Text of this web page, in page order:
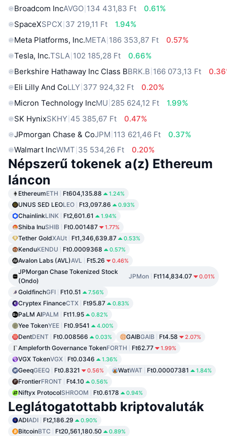
Broadcom IncAVGO 134 431,83 Ft
0.61%
SpaceXSPCX 37 219,11 Ft
1.94%
Meta Platforms, Inc.META 186 353,87 Ft
0.57%
Tesla, Inc.TSLA 102 185,28 Ft
0.66%
Berkshire Hathaway Inc Class BBRK.B 166 073,13 Ft
Eli Lilly And CoLLY 377 924,32 Ft
0.20%
Micron Technology IncMU 285 624,12 Ft
1.99%
SK HynixSKHY 45 385,67 Ft
0.47%
JPmorgan Chase & CoJPM 113 621,46 Ft
0.37%
Walmart IncWMT 35 534,26 Ft 0.20%
Népszerű tokenek a(z) Ethereum
láncon
EthereumETH Ft604,135.88 1.24%
UNUS SED LEOLEO Ft3,097.86 0.93%
ChainlinkLINK Ft2,601.61 1.94%
Shiba InuSHIB Ft0.001487 1.77%
Tether GoldXAUt Ft1,346,639.87 0.53%
KenduKENDU Ft0.0009368 0.57%
Avalon Labs (AVL)AVL Ft5.26 0.46%
JPMorgan Chase Tokenized Stock
(Ondo)
JPMon Ft114,834.07 0.01%
GoldfinchGFI Ft10.51 7.56%
Cryptex FinanceCTX Ft95.87 0.83%
PaLM AIPALM Ft11.95 0.82%
Yee TokenYEE Ft0.9541 4.00%
DentDENT Ft0.008566 0.03% GAIBGAIB Ft4.58 2.07%
Ampleforth Governance TokenFORTH Ft62.77 1.99%
VGX TokenVGX Ft0.0346 1.36%
GeeqGEEQ Ft0.8321 0.56% WatWAT Ft0.00007381 1.84%
FrontierFRONT Ft4.10 0.56%
Niftyx ProtocolSHROOM Ft0.6178 0.94%
Leglátogatottabb kriptovaluták
ADIADI Ft2,186.29 0.90%
BitcoinBTC Ft20,561,180.50 0.89%